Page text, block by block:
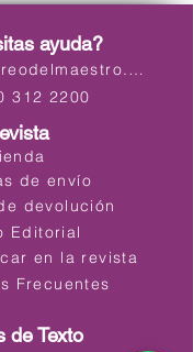
ayuda?
contacto@correodelmaestro.com
312 2200
de envío
devolución
Editorial
en la revista
Frecuentes
de Texto